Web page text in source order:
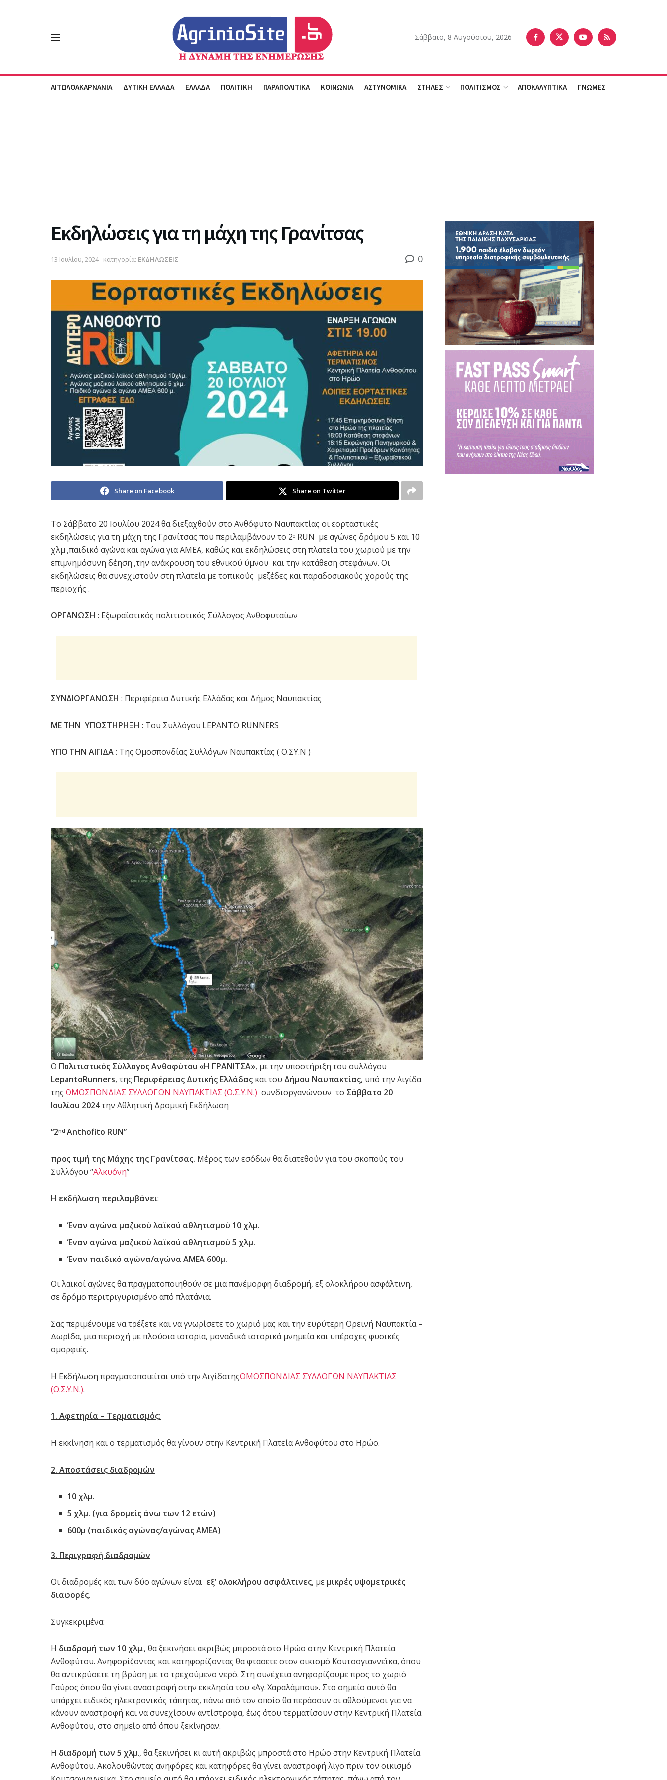
Σάββατο, 8 Αυγούστου, 2026
ΑΙΤΩΛΟΑΚΑΡΝΑΝΙΑ ΔΥΤΙΚΗ ΕΛΛΑΔΑ ΕΛΛΑΔΑ ΠΟΛΙΤΙΚΗ ΠΑΡΑΠΟΛΙΤΙΚΑ ΚΟΙΝΩΝΙΑ ΑΣΤΥΝΟΜΙΚΑ ΣΤΗΛΕΣ ΠΟΛΙΤΙΣΜΟΣ ΑΠΟΚΑΛΥΠΤΙΚΑ ΓΝΩΜΕΣ
Εκδηλώσεις για τη μάχη της Γρανίτσας
13 Ιουλίου, 2024 κατηγορία: ΕΚΔΗΛΩΣΕΙΣ 0
Share on Facebook Share on Twitter
Το Σάββατο 20 Ιουλίου 2024 θα διεξαχθούν στο Ανθόφυτο Ναυπακτίας οι εορταστικές
εκδηλώσεις για τη μάχη της Γρανίτσας που περιλαμβάνουν το 2ο RUN με αγώνες δρόμου 5 και 10
χλμ ,παιδικό αγώνα και αγώνα για ΑΜΕΑ, καθώς και εκδηλώσεις στη πλατεία του χωριού με την
επιμνημόσυνη δέηση ,την ανάκρουση του εθνικού ύμνου και την κατάθεση στεφάνων. Οι
εκδηλώσεις θα συνεχιστούν στη πλατεία με τοπικούς μεζέδες και παραδοσιακούς χορούς της
περιοχής .
ΟΡΓΑΝΩΣΗ : Εξωραϊστικός πολιτιστικός Σύλλογος Ανθοφυταίων
ΣΥΝΔΙΟΡΓΑΝΩΣΗ : Περιφέρεια Δυτικής Ελλάδας και Δήμος Ναυπακτίας
ΜΕ ΤΗΝ ΥΠΟΣΤΗΡΗΞΗ : Του Συλλόγου LEPANTO RUNNERS
ΥΠΟ ΤΗΝ ΑΙΓΙΔΑ: Της Ομοσπονδίας Συλλόγων Ναυπακτίας ( Ο.ΣΥ.Ν )
Ο Πολιτιστικός Σύλλογος Ανθοφύτου «Η ΓΡΑΝΙΤΣΑ», με την υποστήριξη του συλλόγου
LepantoRunners, της Περιφέρειας Δυτικής Ελλάδας και του Δήμου Ναυπακτίας, υπό την Αιγίδα
της ΟΜΟΣΠΟΝΔΙΑΣ ΣΥΛΛΟΓΩΝ ΝΑΥΠΑΚΤΙΑΣ (Ο.Σ.Υ.Ν.) συνδιοργανώνουν το Σάββατο 20
Ιουλίου 2024την Αθλητική Δρομική Εκδήλωση
“2nd Anthofito RUN”
προς τιμή της Μάχης της Γρανίτσας. Μέρος των εσόδων θα διατεθούν για του σκοπούς του
Συλλόγου “Αλκυόνη”
Η εκδήλωση περιλαμβάνει:
Έναν αγώνα μαζικού λαϊκού αθλητισμού 10 χλμ.
Έναν αγώνα μαζικού λαϊκού αθλητισμού 5 χλμ.
Έναν παιδικό αγώνα/αγώνα ΑΜΕΑ 600μ.
Οι λαϊκοί αγώνες θα πραγματοποιηθούν σε μια πανέμορφη διαδρομή, εξ ολοκλήρου ασφάλτινη,
σε δρόμο περιτριγυρισμένο από πλατάνια.
Σας περιμένουμε να τρέξετε και να γνωρίσετε το χωριό μας και την ευρύτερη Ορεινή Ναυπακτία –
Δωρίδα, μια περιοχή με πλούσια ιστορία, μοναδικά ιστορικά μνημεία και υπέροχες φυσικές
ομορφιές.
Η Εκδήλωση πραγματοποιείται υπό την ΑιγίδατηςΟΜΟΣΠΟΝΔΙΑΣ ΣΥΛΛΟΓΩΝ ΝΑΥΠΑΚΤΙΑΣ
(Ο.Σ.Υ.Ν.).
1. Αφετηρία – Τερματισμός:
Η εκκίνηση και ο τερματισμός θα γίνουν στην Κεντρική Πλατεία Ανθοφύτου στο Ηρώο.
2. Αποστάσεις διαδρομών
10 χλμ.
5 χλμ. (για δρομείς άνω των 12 ετών)
600μ (παιδικός αγώνας/αγώνας ΑΜΕΑ)
3. Περιγραφή διαδρομών
Οι διαδρομές και των δύο αγώνων είναι εξ’ ολοκλήρου ασφάλτινες, με μικρές υψομετρικές
διαφορές.
Συγκεκριμένα:
Η διαδρομή των 10 χλμ., θα ξεκινήσει ακριβώς μπροστά στο Ηρώο στην Κεντρική Πλατεία
Ανθοφύτου. Ανηφορίζοντας και κατηφορίζοντας θα φτασετε στον οικισμό Κουτσογιαννεϊκα, όπου
θα αντικρύσετε τη βρύση με το τρεχούμενο νερό. Στη συνέχεια ανηφορίζουμε προς το χωριό
Γαύρος όπου θα γίνει αναστροφή στην εκκλησία του «Αγ. Χαραλάμπου». Στο σημείο αυτό θα
υπάρχει ειδικός ηλεκτρονικός τάπητας, πάνω από τον οποίο θα περάσουν οι αθλούμενοι για να
κάνουν αναστροφή και να συνεχίσουν αντίστροφα, έως ότου τερματίσουν στην Κεντρική Πλατεία
Ανθοφύτου, στο σημείο από όπου ξεκίνησαν.
Η διαδρομή των 5 χλμ., θα ξεκινήσει κι αυτή ακριβώς μπροστά στο Ηρώο στην Κεντρική Πλατεία
Ανθοφύτου. Ακολουθώντας ανηφόρες και κατηφόρες θα γίνει αναστροφή λίγο πριν τον οικισμό